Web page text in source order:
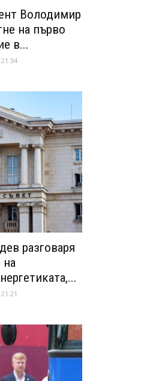
Володимир
на първо
в...
разговаря